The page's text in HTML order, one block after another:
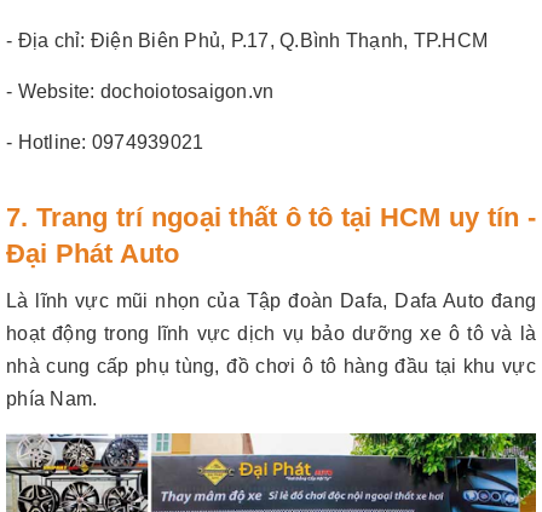
- Địa chỉ: Điện Biên Phủ, P.17, Q.Bình Thạnh, TP.HCM
- Website: dochoiotosaigon.vn
- Hotline: 0974939021
7. Trang trí ngoại thất ô tô tại HCM uy tín -
Đại Phát Auto
Là lĩnh vực mũi nhọn của Tập đoàn Dafa, Dafa Auto đang
hoạt động trong lĩnh vực dịch vụ bảo dưỡng xe ô tô và là
nhà cung cấp phụ tùng, đồ chơi ô tô hàng đầu tại khu vực
phía Nam.